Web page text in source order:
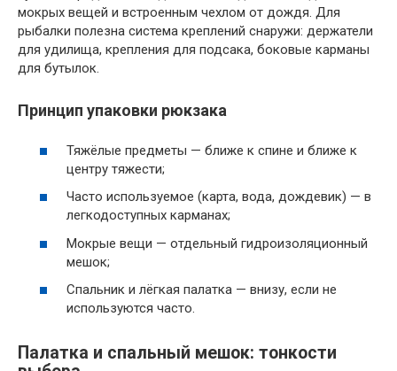
мокрых вещей и встроенным чехлом от дождя. Для
рыбалки полезна система креплений снаружи: держатели
для удилища, крепления для подсакa, боковые карманы
для бутылок.
Принцип упаковки рюкзака
Тяжёлые предметы — ближе к спине и ближе к
центру тяжести;
Часто используемое (карта, вода, дождевик) — в
легкодоступных карманах;
Мокрые вещи — отдельный гидроизоляционный
мешок;
Спальник и лёгкая палатка — внизу, если не
используются часто.
Палатка и спальный мешок: тонкости